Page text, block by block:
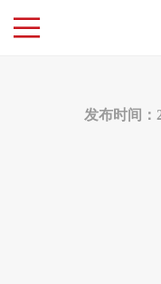
发布时间：